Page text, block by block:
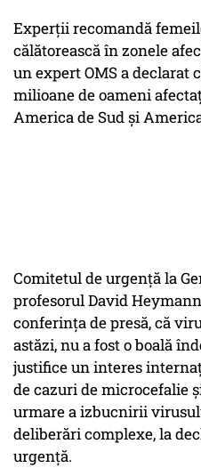
Experții recomandă
călătorească în zonele
un expert OMS a declarat
milioane de oameni
America de Sud și
Comitetul de urgență la
profesorul David
conferința de presă, că
astăzi, nu a fost o boală
justifice un interes
de cazuri de microcefalie
urmare a izbucnirii
deliberări complexe, la
urgență.